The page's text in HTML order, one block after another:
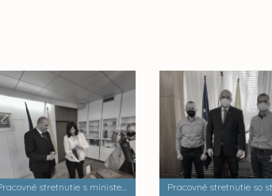
Pracovné stretnutie s ministerkou MIRRI a PPV Veronikou Remišovou